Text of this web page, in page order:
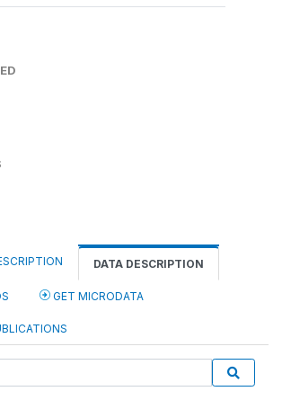
DATA DESCRIPTION
GET MICRODATA